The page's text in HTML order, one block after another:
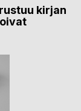
kirjan